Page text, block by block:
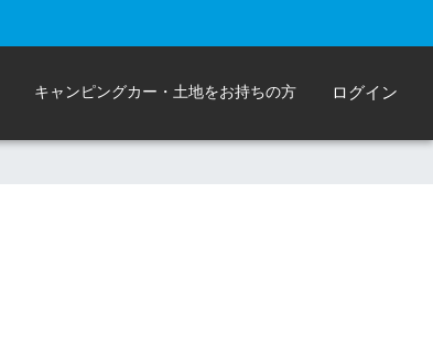
キャンピングカー・土地をお持ちの方 ログイン